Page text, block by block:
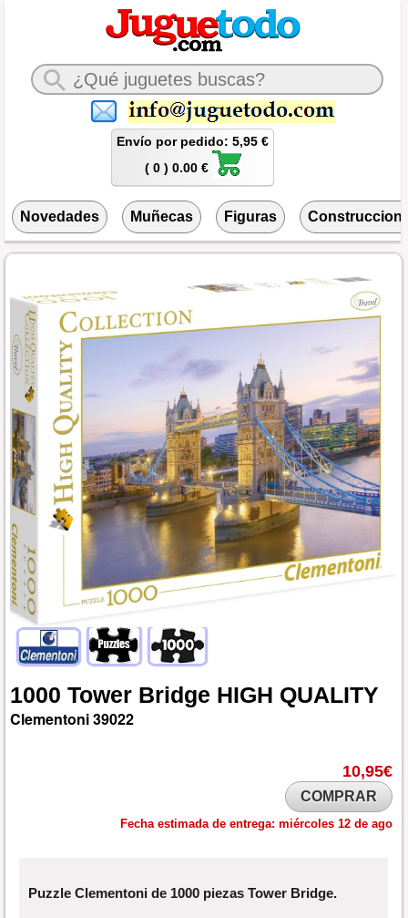
Envío por pedido: 5,95 €
( 0 ) 0.00 €
Novedades Muñecas Figuras
1000 Tower Bridge HIGH QUALITY
Clementoni39022
10,95€
COMPRAR
Fecha estimada de entrega: miércoles 12 de ago
Puzzle Clementoni de 1000 piezas Tower Bridge.